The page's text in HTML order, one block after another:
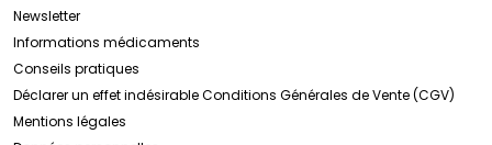
Newsletter
Informations médicaments
Conseils pratiques
Déclarer un effet indésirableConditions Générales de Vente (CGV)
Mentions légales